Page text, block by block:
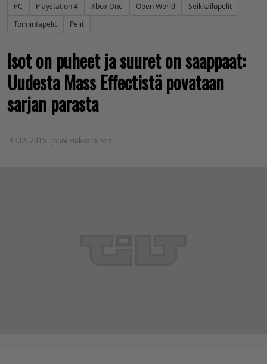
PC Playstation 4 Xbox One Open World
Seikkailupelit
Toimintapelit
Pelit
Isot on puheet ja suuret on saappaat:
Uudesta Mass Effectistä povataan
sarjan parasta
13.09.2015 Jouni Hakkarainen